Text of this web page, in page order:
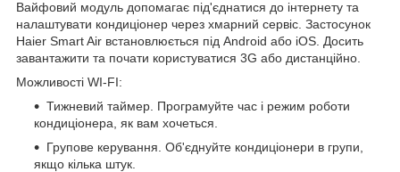
Вайфовий модуль допомагає під'єднатися до інтернету та
налаштувати кондиціонер через хмарний сервіс. Застосунок
Haier Smart Air встановлюється під Android або iOS. Досить
завантажити та почати користуватися 3G або дистанційно.
Можливості WI-FI:
Тижневий таймер. Програмуйте час і режим роботи
кондиціонера, як вам хочеться.
Групове керування. Об'єднуйте кондиціонери в групи,
якщо кілька штук.